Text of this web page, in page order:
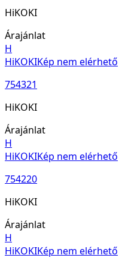
HiKOKI
Árajánlat
H
HiKOKIKép nem elérhető
754321
HiKOKI
Árajánlat
H
HiKOKIKép nem elérhető
754220
HiKOKI
Árajánlat
H
HiKOKIKép nem elérhető